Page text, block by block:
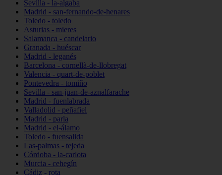
Sevilla - la-algaba
Madrid - san-fernando-de-henares
Toledo - toledo
Asturias - mieres
Salamanca - candelario
Granada - huéscar
Madrid - leganés
Barcelona - cornellà-de-llobregat
Valencia - quart-de-poblet
Pontevedra - tomiño
Sevilla - san-juan-de-aznalfarache
Madrid - fuenlabrada
Valladolid - peñafiel
Madrid - parla
Madrid - el-álamo
Toledo - fuensalida
Las-palmas - tejeda
Córdoba - la-carlota
Murcia - cehegín
Cádiz - rota